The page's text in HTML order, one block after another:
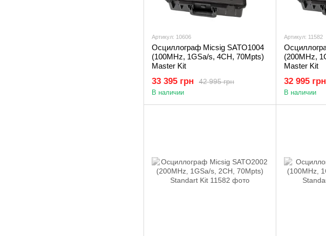
Артикул: 10606
Осциллограф Micsig SATO1004
(100MHz, 1GSa/s, 4CH, 70Mpts)
Master Kit
42 995 грн
33 395 грн
В наличии
Артикул: 11582
(200MHz,
Master Kit
32 995 грн
В наличии